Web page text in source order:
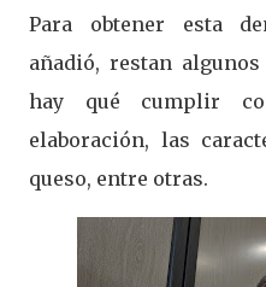
Para obtener esta
añadió, restan
hay qué cumplir
elaboración, las
queso, entre otras.